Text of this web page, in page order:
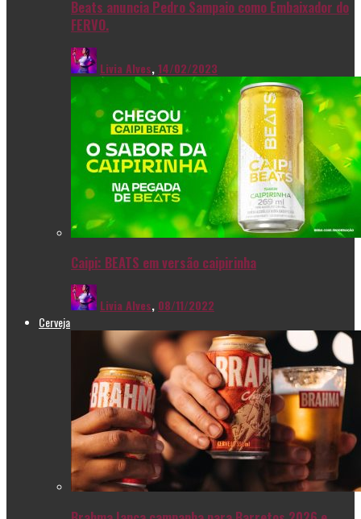
Beats anuncia Pedro Sampaio como Embaixador do
FERVO.
Livia Alves,14/02/2023
Caipi: BEATS em versão caipirinha
Livia Alves, 08/11/2022
Cerveja